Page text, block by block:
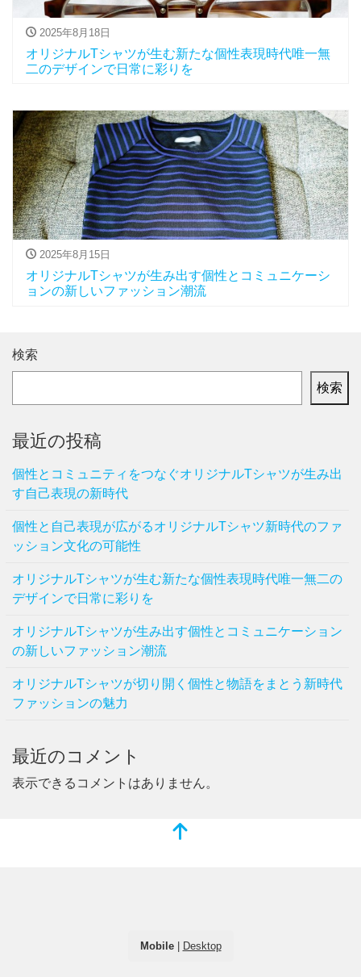
2025年8月18日
オリジナルTシャツが生む新たな個性表現時代唯一無
二のデザインで日常に彩りを
2025年8月15日
オリジナルTシャツが生み出す個性とコミュニケーシ
ョンの新しいファッション潮流
検索
検索
最近の投稿
個性とコミュニティをつなぐオリジナルTシャツが生み出
す自己表現の新時代
個性と自己表現が広がるオリジナルTシャツ新時代のファ
ッション文化の可能性
オリジナルTシャツが生む新たな個性表現時代唯一無二の
デザインで日常に彩りを
オリジナルTシャツが生み出す個性とコミュニケーション
の新しいファッション潮流
オリジナルTシャツが切り開く個性と物語をまとう新時代
ファッションの魅力
最近のコメント
表示できるコメントはありません。
Mobile| Desktop